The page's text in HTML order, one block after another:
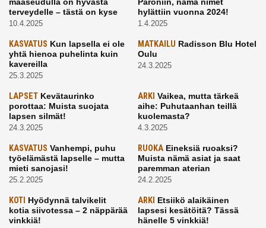
terveydelle – tästä on kyse
10.4.2025
hylättiin vuonna 2024!
1.4.2025
KASVATUS Kun lapsella ei ole
yhtä hienoa puhelinta kuin
kavereilla
25.3.2025
MATKAILU Radisson Blu Hotel
Oulu
24.3.2025
LAPSET Kevätaurinko
porottaa: Muista suojata
lapsen silmät!
24.3.2025
ARKI Vaikea, mutta tärkeä
aihe: Puhutaanhan teillä
kuolemasta?
4.3.2025
KASVATUS Vanhempi, puhu
työelämästä lapselle – mutta
mieti sanojasi!
25.2.2025
RUOKAEineksiä ruoaksi?
Muista nämä asiat ja saat
paremman aterian
24.2.2025
KOTI Hyödynnä talvikelit
kotia siivotessa – 2 näppärää
vinkkiä!
ARKI Etsiikö alaikäinen
lapsesi kesätöitä? Tässä
hänelle 5 vinkkiä!